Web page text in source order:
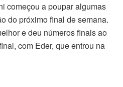
começou a poupar algumas
do próximo final de semana.
e deu números finais ao
com Eder, que entrou na